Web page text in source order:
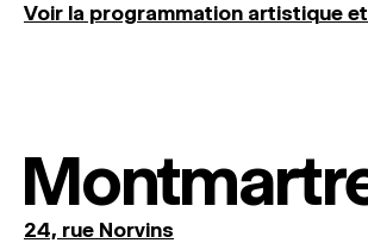
Voir la programmation artistique
24, rue Norvins